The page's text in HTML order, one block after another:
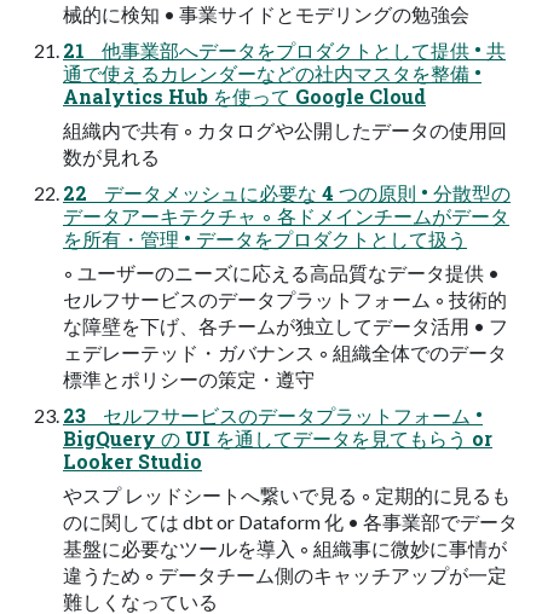
械的に検知 • 事業サイドとモデリングの勉強会
21 他事業部へデータをプロダクトとして提供 • 共
通で使えるカレンダーなどの社内マスタを整備 •
Analytics Hub を使って Google Cloud
組織内で共有 ◦ カタログや公開したデータの使用回
数が見れる
22 データメッシュに必要な 4 つの原則 • 分散型の
データアーキテクチャ ◦ 各ドメインチームがデータ
を所有・管理 • データをプロダクトとして扱う
◦ ユーザーのニーズに応える高品質なデータ提供 •
セルフサービスのデータプラットフォーム ◦ 技術的
な障壁を下げ、各チームが独立してデータ活用 • フ
ェデレーテッド・ガバナンス ◦ 組織全体でのデータ
標準とポリシーの策定・遵守
23 セルフサービスのデータプラットフォーム •
BigQuery の UI を通してデータを見てもらう or
Looker Studio
やスプ レッドシートへ繋いで見る ◦ 定期的に見るも
のに関しては dbt or Dataform 化 • 各事業部でデータ
基盤に必要なツールを導入 ◦ 組織事に微妙に事情が
違うため ◦ データチーム側のキャッチアップが一定
難しくなっている